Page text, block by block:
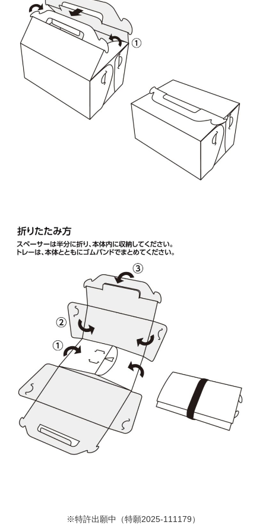
※特許出願中（特願2025-111179）